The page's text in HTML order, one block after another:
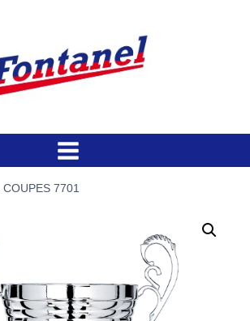
COUPES 7701